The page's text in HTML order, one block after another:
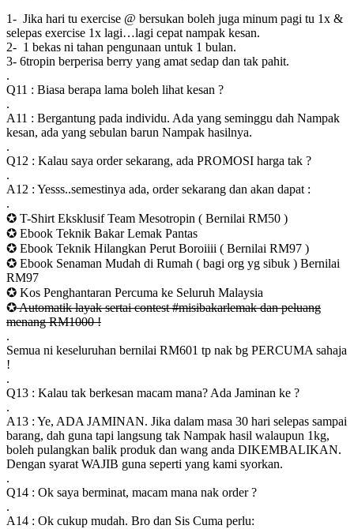
1- Jika hari tu exercise @ bersukan boleh juga minum pagi tu 1x &
selepas exercise 1x lagi…lagi cepat nampak kesan.
2- 1 bekas ni tahan pengunaan untuk 1 bulan.
3- 6tropin berperisa berry yang amat sedap dan tak pahit.
.
Q11 : Biasa berapa lama boleh lihat kesan ?
.
A11 : Bergantung pada individu. Ada yang seminggu dah Nampak
kesan, ada yang sebulan barun Nampak hasilnya.
.
Q12 : Kalau saya order sekarang, ada PROMOSI harga tak ?
.
A12 : Yesss..semestinya ada, order sekarang dan akan dapat :
.
✪ T-Shirt Eksklusif Team Mesotropin ( Bernilai RM50 )
✪ Ebook Teknik Bakar Lemak Pantas
✪ Ebook Teknik Hilangkan Perut Boroiiii ( Bernilai RM97 )
✪ Ebook Senaman Mudah di Rumah ( bagi org yg sibuk ) Bernilai
RM97
✪ Kos Penghantaran Percuma ke Seluruh Malaysia
✪Automatik layak sertai contest #misibakarlemak dan peluang
menang RM1000 !
.
Semua ni keseluruhan bernilai RM601 tp nak bg PERCUMA sahaja
!
.
Q13 : Kalau tak berkesan macam mana? Ada Jaminan ke ?
.
A13 : Ye, ADA JAMINAN. Jika dalam masa 30 hari selepas sampai
barang, dah guna tapi langsung tak Nampak hasil walaupun 1kg,
boleh pulangkan balik produk dan wang anda DIKEMBALIKAN.
Dengan syarat WAJIB guna seperti yang kami syorkan.
.
Q14 : Ok saya berminat, macam mana nak order ?
.
A14 : Ok cukup mudah. Bro dan Sis Cuma perlu: